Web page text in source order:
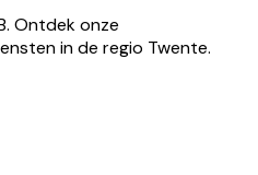
Ontdek onze
in de regio Twente.